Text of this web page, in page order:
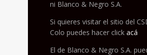
ni Blanco & Negro S.A.
Si quieres visitar el sitio del
Colo puedes hacer click acá
El de Blanco & Negro S.A.